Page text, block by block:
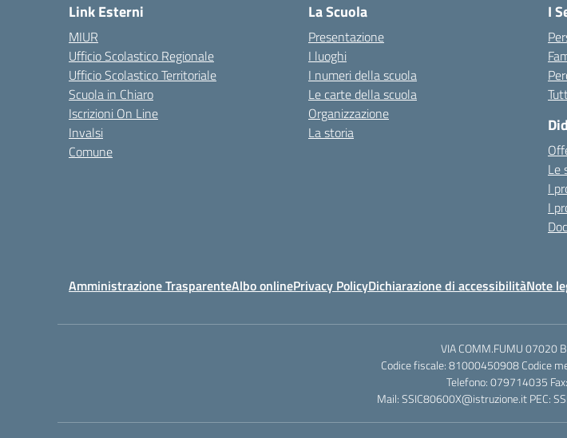
Link Esterni
MIUR
Ufficio Scolastico Regionale
Ufficio Scolastico Territoriale
Scuola in Chiaro
Iscrizioni On Line
Invalsi
Comune
La Scuola
Presentazione
I luoghi
I numeri della scuola
Le carte della scuola
Organizzazione
La storia
I
Le
I
I
Amministrazione TrasparenteAlbo onlinePrivacy PolicyDichiarazione di accessibilitàNote
VIA COMM.FUMU 07020
Codice fiscale: 81000450908 Codice
Telefono: 079714035
Mail: SSIC80600X@istruzione.it PEC: